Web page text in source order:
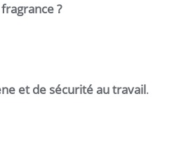
?
et de sécurité au travail.